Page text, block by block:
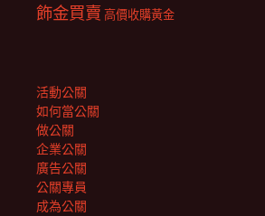
飾金買賣 高價收購黃金
活動公關
如何當公關
做公關
企業公關
廣告公關
公關專員
成為公關